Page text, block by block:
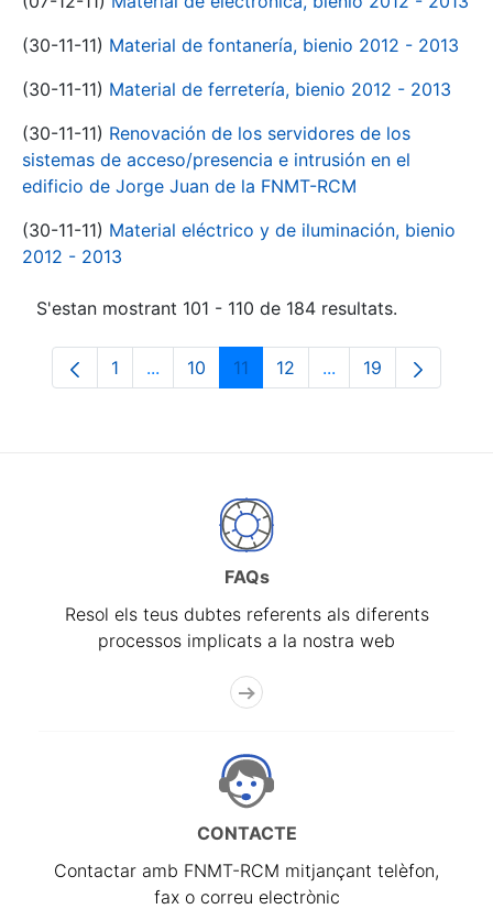
(30-11-11) Material de fontanería, bienio 2012 - 2013
(30-11-11) Material de ferretería, bienio 2012 - 2013
(30-11-11) Renovación de los servidores de los
sistemas de acceso/presencia e intrusión en el
edificio de Jorge Juan de la FNMT-RCM
(30-11-11) Material eléctrico y de iluminación, bienio
2012 - 2013
S'estan mostrant 101 - 110 de 184 resultats.
Pàgina
1 ...Pàgines intermèdies Utilitzeu TAB per
Pàgina
10 Pàgina
11 Pàgina
12 ...PàginesPàgina
19
FAQs
Resol els teus dubtes referents als diferents
processos implicats a la nostra web
CONTACTE
Contactar amb FNMT-RCM mitjançant telèfon,
fax o correu electrònic